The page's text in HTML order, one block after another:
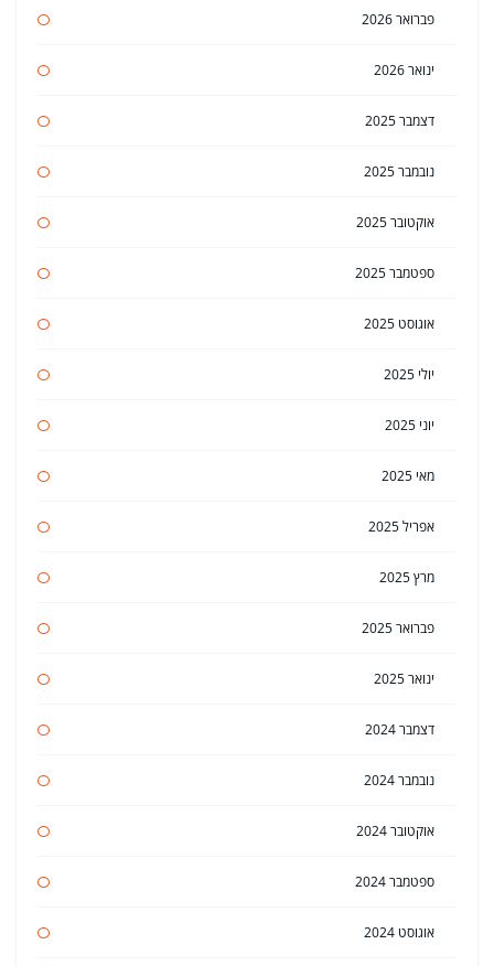
פברואר 2026
ינואר 2026
דצמבר 2025
נובמבר 2025
אוקטובר 2025
ספטמבר 2025
אוגוסט 2025
יולי 2025
יוני 2025
מאי 2025
אפריל 2025
מרץ 2025
פברואר 2025
ינואר 2025
דצמבר 2024
נובמבר 2024
אוקטובר 2024
ספטמבר 2024
אוגוסט 2024